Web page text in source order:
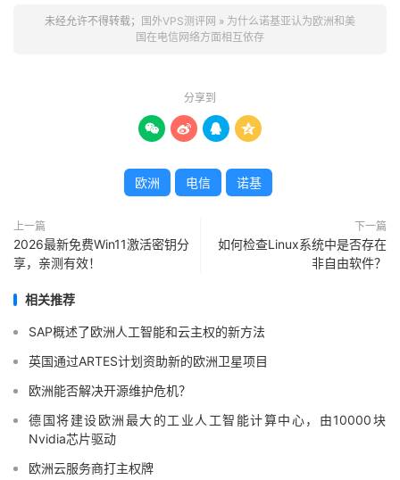
未经允许不得转载； 国外VPS测评网 » 为什么诺基亚认为欧洲和美
国在电信网络方面相互依存
分享到
   
欧洲 电信 诺基
上一篇
2026最新免费Win11激活密钥分
享，亲测有效！
下一篇
如何检查Linux系统中是否存在
非自由软件？
相关推荐
SAP概述了欧洲人工智能和云主权的新方法
英国通过ARTES计划资助新的欧洲卫星项目
欧洲能否解决开源维护危机？
德国将建设欧洲最大的工业人工智能计算中心，由10000块
Nvidia芯片驱动
欧洲云服务商打主权牌